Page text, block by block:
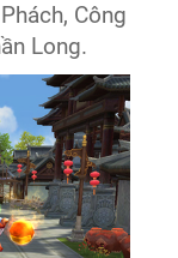
Công
Long.